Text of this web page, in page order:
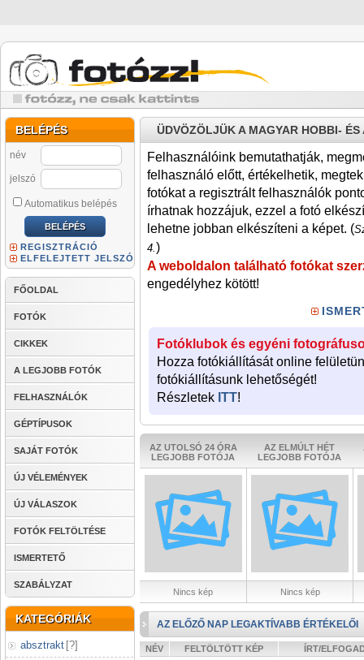
BELÉPÉS
név
jelszó
Automatikus belépés
REGISZTRÁCIÓ
ELFELEJTETT JELSZÓ
FŐOLDAL
FOTÓK
CIKKEK
A LEGJOBB FOTÓK
FELHASZNÁLÓK
GÉPTÍPUSOK
SAJÁT FOTÓK
ÚJ VÉLEMÉNYEK
ÚJ VÁLASZOK
FOTÓK FELTÖLTÉSE
ISMERTETŐ
SZABÁLYZAT
KATEGÓRIÁK
absztrakt [?]
ÜDVÖZÖLJÜK A MAGYAR HOBBI-
Felhasználóink bemutathatják,
felhasználó előtt, értékelhetik,
fotókat a regisztrált felhasználók
írhatnak hozzájuk, ezzel a fotó
lehetne jobban elkészíteni a képet. (
4.)
A weboldalon található fotókat
engedélyhez kötött!
Fotóklubok és egyéni
Hozza fotókiállítását online
fotókiállításunk lehetőségét!
Részletek ITT!
AZ UTOLSÓ 24 ÓRA
LEGJOBB FOTÓJA
AZ ELMÚLT HÉT
LEGJOBB FOTÓJA
Nincs kép Nincs kép
AZ ELŐZŐ NAP LEGAKTÍVABB ÉRTÉKELŐI
NÉV FELTÖLTÖTT KÉP ÍRT/